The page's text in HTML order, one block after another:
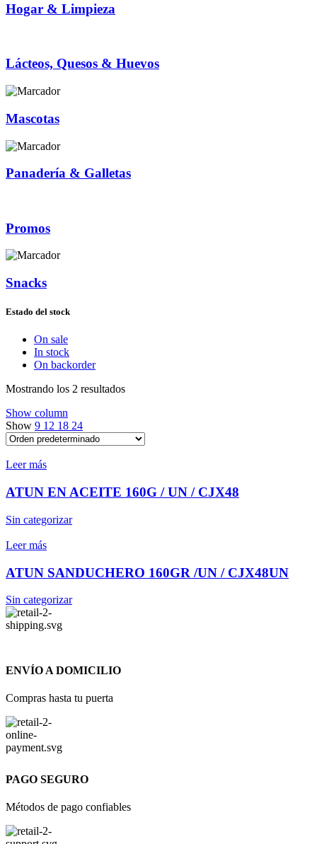
Hogar & Limpieza
Lácteos, Quesos & Huevos
Mascotas
Panadería & Galletas
Promos
Snacks
Estado del stock
On sale
In stock
On backorder
Mostrando los 2 resultados
Show column
Show 9 12 18 24
Leer más
ATUN EN ACEITE 160G / UN / CJX48
Sin categorizar
Leer más
ATUN SANDUCHERO 160GR /UN / CJX48UN
Sin categorizar
ENVÍO A DOMICILIO
Compras hasta tu puerta
PAGO SEGURO
Métodos de pago confiables